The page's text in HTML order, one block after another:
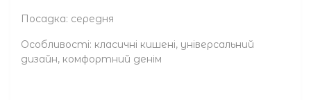
Посадка: середня
Особливості: класичні кишені, універсальний
дизайн, комфортний денім